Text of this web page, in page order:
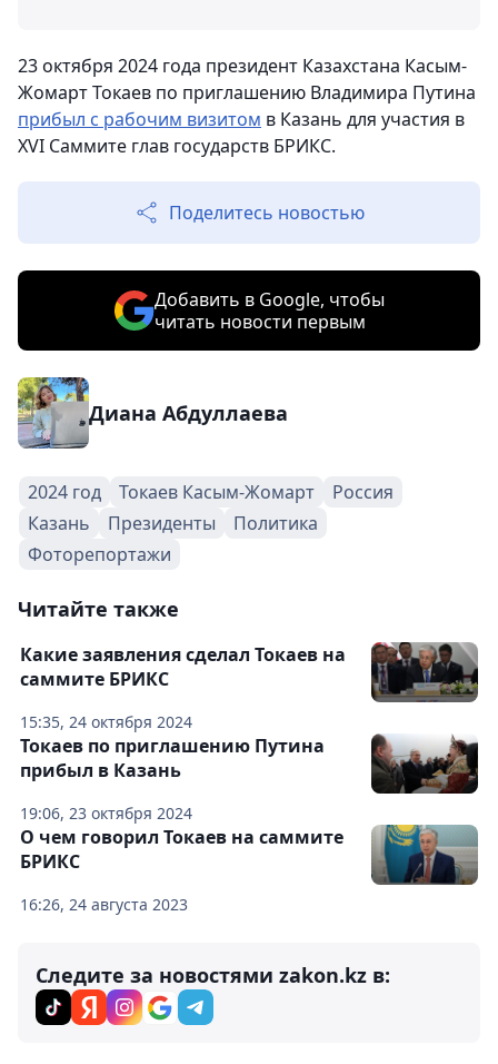
23 октября 2024 года президент Казахстана Касым-
Жомарт Токаев по приглашению Владимира Путина
прибыл с рабочим визитом в Казань для участия в
XVI Саммите глав государств БРИКС.
Поделитесь новостью
Добавить в Google, чтобы
читать новости первым
Диана Абдуллаева
2024 год Токаев Касым-Жомарт
Россия
Казань
Президенты
Политика
Фоторепортажи
Читайте также
15:35, 24 октября 2024
Какие заявления сделал Токаев на
саммите БРИКС
19:06, 23 октября 2024
Токаев по приглашению Путина
прибыл в Казань
16:26, 24 августа 2023
О чем говорил Токаев на саммите
БРИКС
Следите за новостями zakon.kz в: